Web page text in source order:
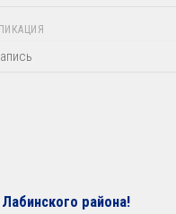
района!